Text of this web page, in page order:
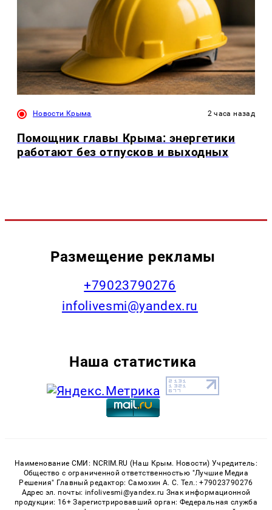
Новости Крыма 2 часа назад
Помощник главы Крыма: энергетики
работают без отпусков и выходных
Размещение рекламы
+79023790276
infolivesmi@yandex.ru
Наша статистика
Наименование СМИ: NCRIM.RU (Наш Крым. Новости) Учредитель:
Общество с ограниченной ответственностью "Лучшие Медиа
Решения" Главный редактор: Самохин А. С. Тел.: +79023790276
Адрес эл. почты: infolivesmi@yandex.ru Знак информационной
продукции: 16+ Зарегистрировавший орган: Федеральная служба